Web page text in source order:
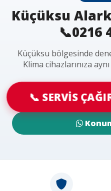
Küçüksu
📞0216
Küçüksu bölgesinde
Klima cihazlarınıza
📞 SERVİS